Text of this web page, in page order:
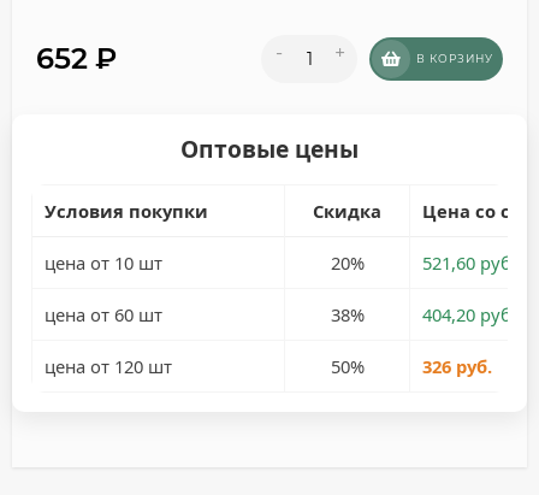
652 ₽ - + В КОРЗИНУ
Оптовые цены
Условия покупки Скидка Цена со
цена от 10 шт 20% 521,60 руб.
цена от 60 шт 38% 404,20 руб.
цена от 120 шт 50% 326 руб.